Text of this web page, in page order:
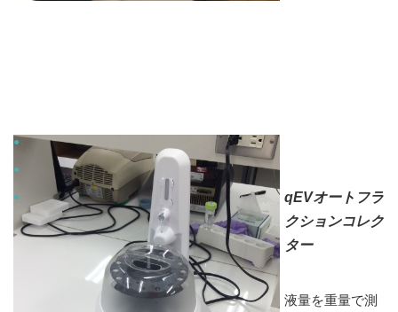
qEVオートフラ
クションコレク
ター
液量を重量で測